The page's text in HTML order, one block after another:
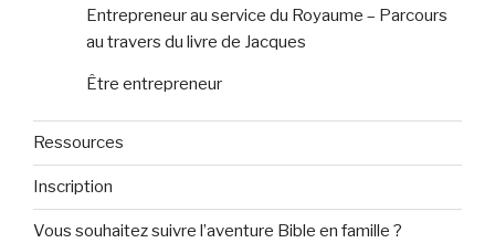
Entrepreneur au service du Royaume – Parcours
au travers du livre de Jacques
Être entrepreneur
Ressources
Inscription
Vous souhaitez suivre l’aventure Bible en famille ?